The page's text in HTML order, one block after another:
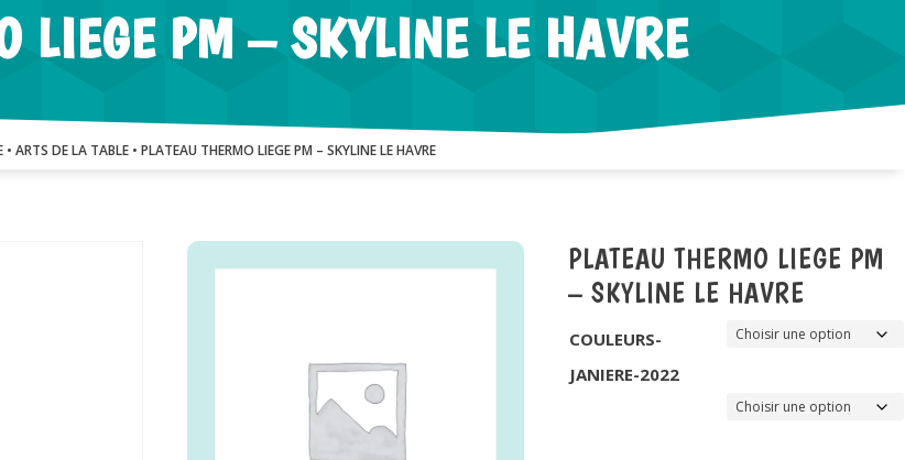
LIEGE PM – SKYLINE LE HAVRE
• ARTS DE LA TABLE • PLATEAU THERMO LIEGE PM – SKYLINE LE HAVRE
PLATEAU THERMO LIEGE PM
– SKYLINE LE HAVRE
COULEURS-
JANIERE-2022